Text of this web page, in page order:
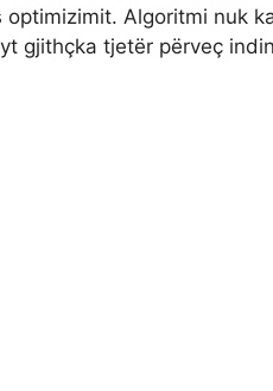
Algoritmi nuk
gjithçka tjetër përveç